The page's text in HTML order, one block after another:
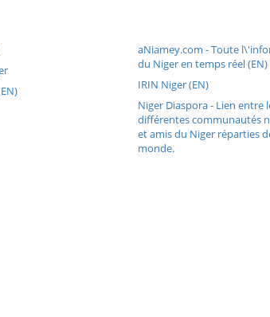
aNiamey.com - Toute
du Niger en temps réel (EN)
IRIN Niger (EN)
Niger Diaspora - Lien entre
différentes communautés
et amis du Niger réparties
monde.